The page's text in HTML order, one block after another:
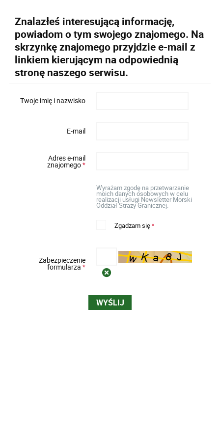
Znalazłeś interesującą informację,
powiadom o tym swojego znajomego. Na
skrzynkę znajomego przyjdzie e-mail z
linkiem kierującym na odpowiednią
stronę naszego serwisu.
Twoje imię i nazwisko
E-mail
Adres e-mail
znajomego*
Wyrażam zgodę na przetwarzanie
moich danych osobowych w celu
realizacji usługi Newsletter Morski
Oddział Straży Granicznej.
Zgadzam się*
Zabezpieczenie
formularza*